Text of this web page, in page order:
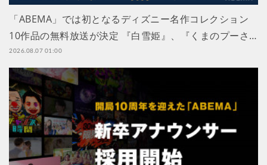
「ABEMA」では初となるディズニー名作コレクション
10作品の無料放送が決定 『白雪姫』、『くまのプーさ…
2026.08.07 01:00